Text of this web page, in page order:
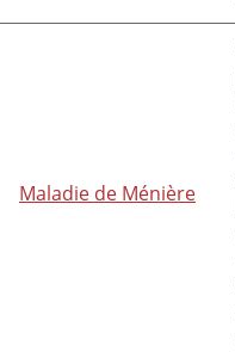
Maladie de Ménière